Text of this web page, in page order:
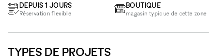
DEPUIS 1 JOURS
Réservation flexible
BOUTIQUE
magasin typique de cette zone
TYPES DE PROJETS